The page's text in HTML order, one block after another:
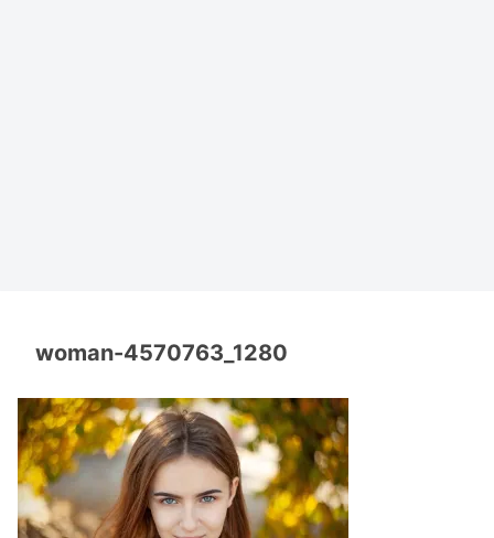
woman-4570763_1280